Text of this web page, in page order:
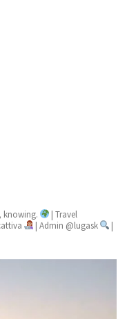
knowing.
| Travel
| Admin @lugask
|